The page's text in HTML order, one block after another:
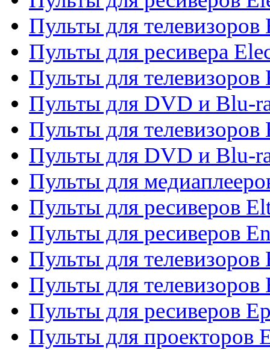
Пульты для телевизоров
Пульты для ресивера
Пульты для телевизоров
Пульты для DVD и Blu-
Пульты для телевизоров
Пульты для DVD и Blu-
Пульты для
Пульты для ресиверов
Пульты для ресиверов
Пульты для телевизоров
Пульты для телевизоров
Пульты для ресиверов
Пульты для проекторов